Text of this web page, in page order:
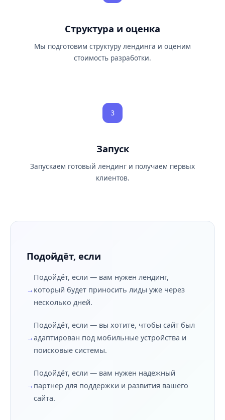
Структура и оценка
Мы подготовим структуру лендинга и оценим
стоимость разработки.
3
Запуск
Запускаем готовый лендинг и получаем первых
клиентов.
Подойдёт, если
Подойдёт, если — вам нужен лендинг,
который будет приносить лиды уже через
несколько дней.
Подойдёт, если — вы хотите, чтобы сайт был
адаптирован под мобильные устройства и
поисковые системы.
Подойдёт, если — вам нужен надежный
партнер для поддержки и развития вашего
сайта.